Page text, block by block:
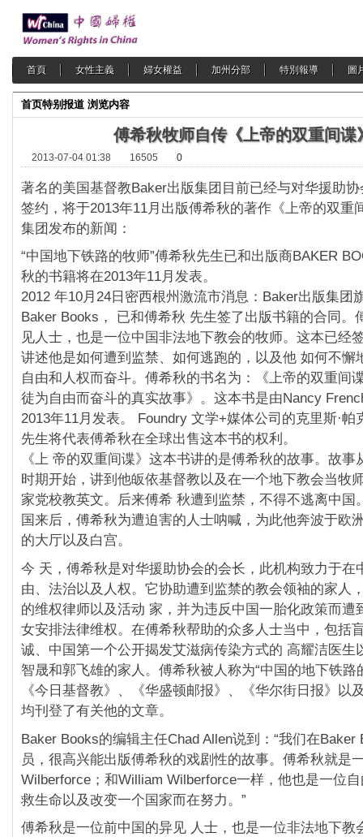
首頁 女性主義 婦女權益 加州分部 特別報導 圖
首页特别报道 浏览内容
傅希秋牧师自传《上帝的双重间谍
2013-07-04 01:38 16505 0
著名的美国基督教Baker出版集团目前已经与对华援助
签约，将于2013年11月出版傅希秋的著作《上帝的双重
集团发布的新闻：
“中国地下铁路的牧师”傅希秋先生已和出版商BAKER
秋的书籍将在2013年11月发表。
2012 年10月24日密西根州激流市消息：Baker出版集团
Baker Books， 已和傅希秋 先生签了出版书籍的合同。
见人士，也是一位中国非法地下教会的牧师。这本已经
讲述他是如何遭到监禁、如何逃跑的，以及他 如何不懈
自由和人权而奋斗。傅希秋的书名为：《上帝的双重间
徒为自由而奋斗的真实故事》。这本书是由Nancy
2013年11月发表。 Foundry 文学+媒体公司的克里斯·帕
先生将代表傅希秋在全球出售这本书的权利。
《上 帝的双重间谍》这本书讲的是傅希秋的故事。故事
时期开始，讲到他皈依基督教以及在一个地下教会当牧
家党校教英文。后来傅希 秋遭到监禁，不得不逃离中国
国来后，傅希秋为遭迫害的人士呐喊，为此他奔波于欧
的大厅以及白宫。
今 天，傅希秋是对华援助协会的会长，此机构致力于在
由、法治以及人权。它协助遭到监禁的教会领袖的家人
的维权律师以及活动 家，并为违反中国一胎化政策而遭
女安排法律维权。在傅希秋帮助的众多人士当中，包括
诚、中国第一个公开揭发艾滋病传染方式的 高耀洁医生
智晟和郭飞雄的家人。傅希秋被人称为“中国的地下铁路
《今日基督教》、《华盛顿邮报》、《华尔街日报》以
均刊登了有关他的文章。
Baker Books的编辑主任Chad Allen说到：“我们在Baker
员，很高兴能出版傅希秋的戏剧性的故事。傅希秋就是
Wilberforce；和William Wilberforce一样，他也是一位
救生命以及改变一个国家而在努力。”
傅希秋是一位前中国的异见 人士，也是一位非法地下教